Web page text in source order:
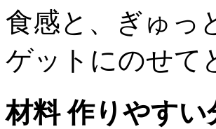
食感と、ぎゅっ
ゲットにのせて
材料 作りやすい